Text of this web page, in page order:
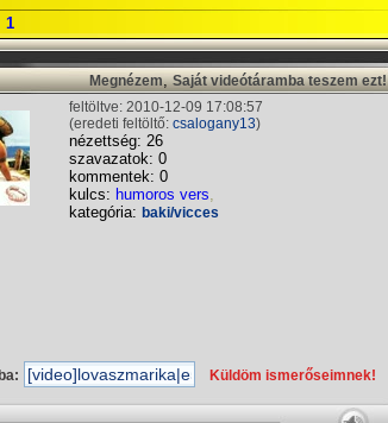
1
Megnézem,Saját videótáramba teszem ezt!
feltöltve: 2010-12-09 17:08:57
(eredeti feltöltő: csalogany13)
nézettség: 26
szavazatok: 0
kommentek: 0
kulcs: humoros vers,
kategória: baki/vicces
Küldöm ismerőseimnek!